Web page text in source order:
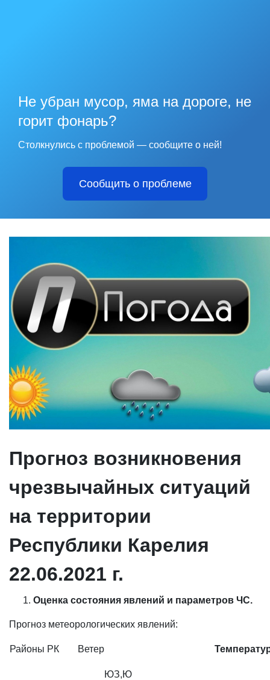
Не убран мусор, яма на дороге, не
горит фонарь?
Столкнулись с проблемой — сообщите о ней!
Сообщить о проблеме
Прогноз возникновения
чрезвычайных ситуаций
на территории
Республики Карелия
22.06.2021 г.
Оценка состояния явлений и параметров ЧС.
Прогноз метеорологических явлений:
Районы РК Ветер
ЮЗ,Ю